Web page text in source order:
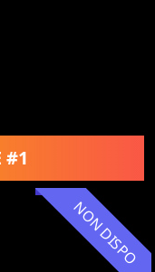
#1
NON DISPO